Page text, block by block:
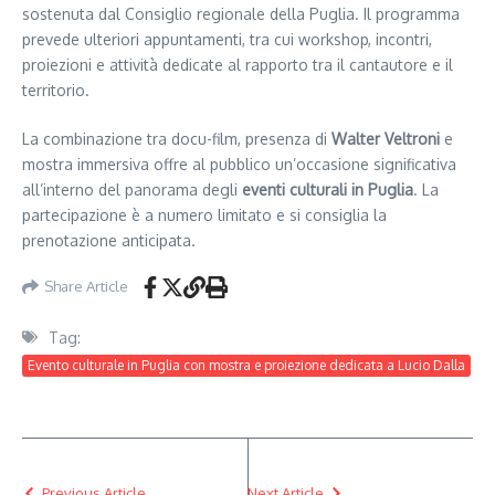
sostenuta dal Consiglio regionale della Puglia. Il programma
prevede ulteriori appuntamenti, tra cui workshop, incontri,
proiezioni e attività dedicate al rapporto tra il cantautore e il
territorio.
La combinazione tra docu-film, presenza di Walter Veltroni e
mostra immersiva offre al pubblico un’occasione significativa
all’interno del panorama degli eventi culturali in Puglia. La
partecipazione è a numero limitato e si consiglia la
prenotazione anticipata.
Share Article
Tag:
Evento culturale in Puglia con mostra e proiezione dedicata a Lucio Dalla